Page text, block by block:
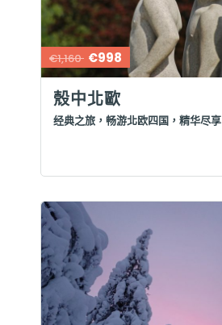
€1,160 €998
殼中北歐
经典之旅，畅游北欧四国，精华尽享